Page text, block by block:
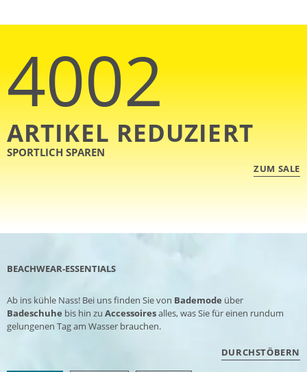
4002
ARTIKEL REDUZIERT
SPORTLICH SPAREN
ZUM SALE
BEACHWEAR-ESSENTIALS
Ab ins kühle Nass! Bei uns finden Sie von Bademode über
Badeschuhe bis hin zu Accessoiresalles, was Sie für einen rundum
gelungenen Tag am Wasser brauchen.
DURCHSTÖBERN